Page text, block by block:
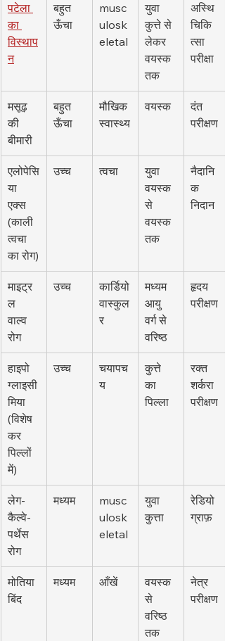
पटेला
का
विस्थाप
न
बहुत
ऊँचा
musc
ulosk
eletal
युवा
कुत्ते से
लेकर
वयस्क
तक
अस्थि
चिकि
त्सा
परीक्षा
मसूढ़
की
बीमारी
बहुत
ऊँचा
मौखिक
स्वास्थ्य
वयस्क
दंत
परीक्षण
एलोपेसि
या
एक्स
(काली
त्वचा
का रोग)
उच्च त्वचा
युवा
वयस्क
से
वयस्क
तक
नैदानि
क
निदान
माइट्र
ल
वाल्व
रोग
उच्च
कार्डियो
वास्कुल
र
मध्यम
आयु
वर्ग से
वरिष्ठ
हृदय
परीक्षण
हाइपो
ग्लाइसी
मिया
(विशेष
कर
पिल्लों
में)
उच्च
चयापच
य
कुत्ते
का
पिल्ला
रक्त
शर्करा
परीक्षण
लेग-
कैल्वे-
पर्थेस
रोग
मध्यम
musc
ulosk
eletal
युवा
कुत्ता
रेडियो
ग्राफ़
मोतिया
बिंद
मध्यम आँखें
वयस्क
से
वरिष्ठ
तक
नेत्र
परीक्षण